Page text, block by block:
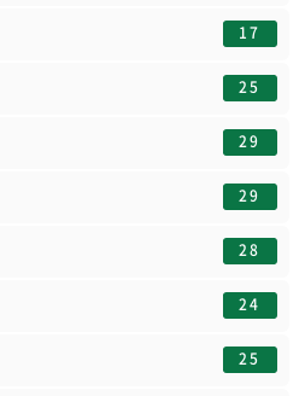
17
25
29
29
28
24
25